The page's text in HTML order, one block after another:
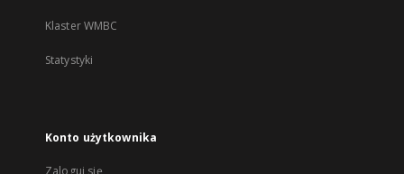
Klaster WMBC
Statystyki
Konto użytkownika
Zaloguj się